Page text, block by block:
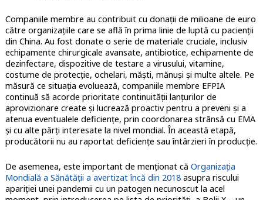
Companiile membre au contribuit cu donații de milioane de euro
către organizațiile care se află în prima linie de luptă cu pacienții
din China. Au fost donate o serie de materiale cruciale, inclusiv
echipamente chirurgicale avansate, antibiotice, echipamente de
dezinfectare, dispozitive de testare a virusului, vitamine,
costume de protecție, ochelari, măști, mănuși și multe altele. Pe
măsură ce situația evoluează, companiile membre EFPIA
continuă să acorde prioritate continuității lanțurilor de
aprovizionare create și lucrează proactiv pentru a preveni și a
atenua eventualele deficiențe, prin coordonarea strânsă cu EMA
și cu alte părți interesate la nivel mondial. În această etapă,
producătorii nu au raportat deficiențe sau întârzieri în producție.
De asemenea, este important de menționat că Organizația
Mondială a Sănătății a avertizat încă din 2018asupra riscului
apariției unei pandemii cu un patogen necunoscut la acel